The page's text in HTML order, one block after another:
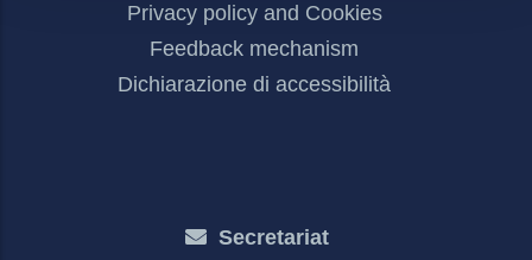
Privacy policy and Cookies
Feedback mechanism
Dichiarazione di accessibilità
Secretariat